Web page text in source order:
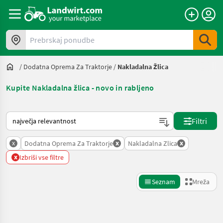
Prebrskaj ponudbe
/ Dodatna Oprema Za Traktorje / Nakladalna Žlica
Kupite Nakladalna žlica - novo in rabljeno
Tako je razvrščeno na Landwirt.com
Filtri
x Dodatna Oprema Za Traktorje x Nakladalna Zlica x
x Izbriši vse filtre
Seznam Mreža